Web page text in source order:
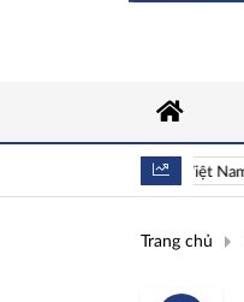
Toàn cảnh kinh tế Việt Nam 5
Trang chủ